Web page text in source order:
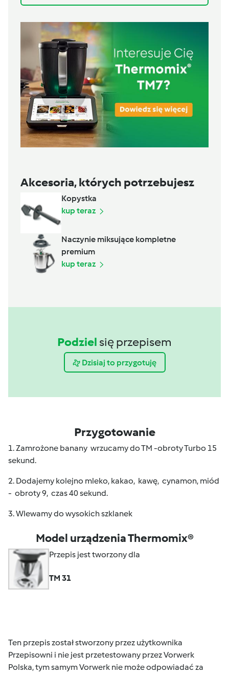
Akcesoria, których potrzebujesz
Kopystka
kup teraz
Naczynie miksujące kompletne
premium
kup teraz
Podziel się przepisem
Dzisiaj to przygotuję
Przygotowanie
1. Zamrożone banany wrzucamy do TM -obroty Turbo 15
sekund.
2. Dodajemy kolejno mleko, kakao, kawę, cynamon, miód
- obroty 9, czas 40 sekund.
3. Wlewamy do wysokich szklanek
Model urządzenia Thermomix®
Przepis jest tworzony dla
TM 31
Ten przepis został stworzony przez użytkownika
Przepisowni i nie jest przetestowany przez Vorwerk
Polska, tym samym Vorwerk nie może odpowiadać za